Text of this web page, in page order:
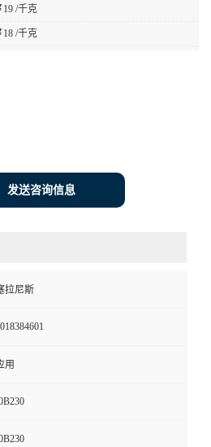
19 /千克
18 /千克
发送咨询信息
拉尼斯
用